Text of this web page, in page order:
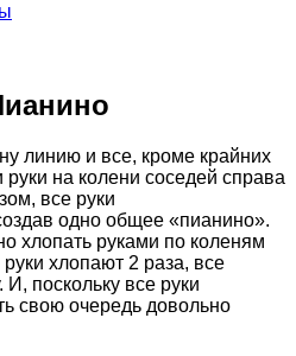
линию и все, кроме крайних
руки на колени соседей справа
все руки
одно общее «пианино».
хлопать руками по коленям
хлопают 2 раза, все
поскольку все руки
свою очередь довольно